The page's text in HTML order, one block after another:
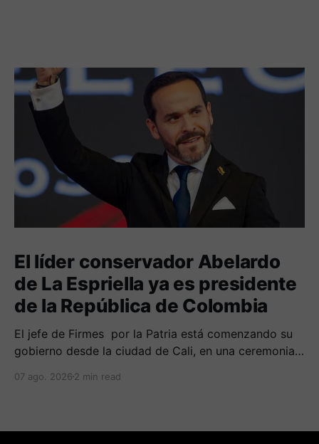
El líder conservador Abelardo
de La Espriella ya es presidente
de la República de Colombia
El jefe de Firmes por la Patria está comenzando su
gobierno desde la ciudad de Cali, en una ceremonia
gobiernos conservadores.
07 ago. 2026 2 min read